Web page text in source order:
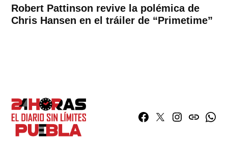
Robert Pattinson revive la polémica de
Chris Hansen en el tráiler de “Primetime”
Facebook
TwitterInstagram
issuu